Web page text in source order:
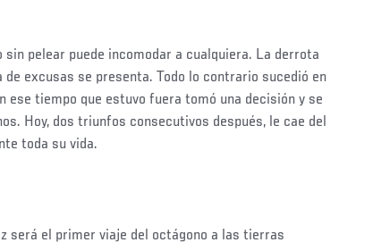
sin pelear puede incomodar a cualquiera. La derrota
excusas se presenta. Todo lo contrario sucedió en
ese tiempo que estuvo fuera tomó una decisión y se
Hoy, dos triunfos consecutivos después, le cae del
toda su vida.
será el primer viaje del octágono a las tierras